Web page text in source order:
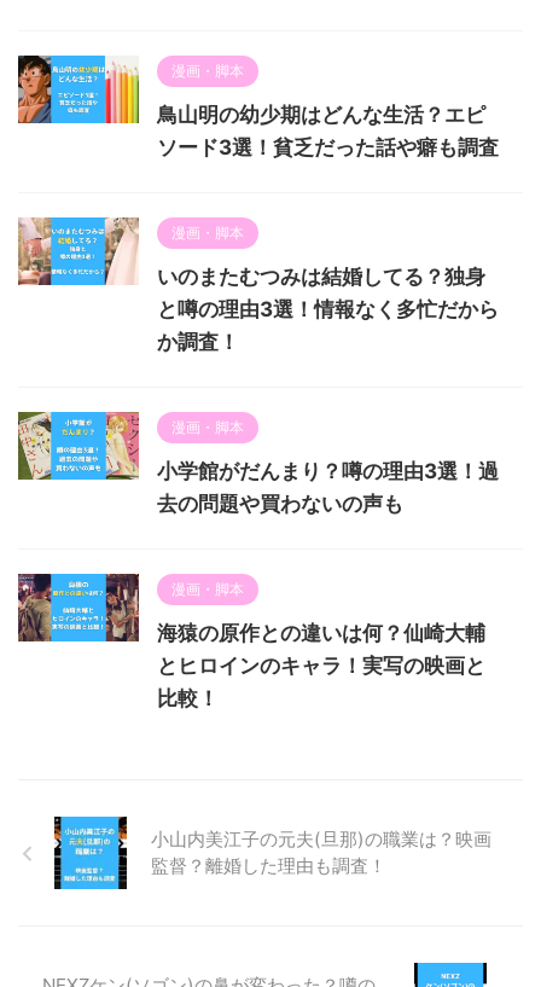
漫画・脚本
鳥山明の幼少期はどんな生活？エピ
ソード3選！貧乏だった話や癖も調査
漫画・脚本
いのまたむつみは結婚してる？独身
と噂の理由3選！情報なく多忙だから
か調査！
漫画・脚本
小学館がだんまり？噂の理由3選！過
去の問題や買わないの声も
漫画・脚本
海猿の原作との違いは何？仙崎大輔
とヒロインのキャラ！実写の映画と
比較！
小山内美江子の元夫(旦那)の職業は？映画
監督？離婚した理由も調査！